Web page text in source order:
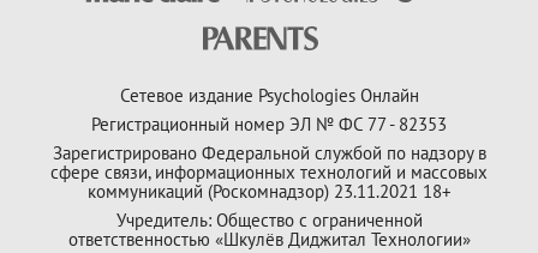
Сетевое издание Psychologies Онлайн
Регистрационный номер ЭЛ № ФС 77 - 82353
Зарегистрировано Федеральной службой по надзору в
сфере связи, информационных технологий и массовых
коммуникаций (Роскомнадзор) 23.11.2021 18+
Учредитель: Общество с ограниченной
ответственностью «Шкулёв Диджитал Технологии»